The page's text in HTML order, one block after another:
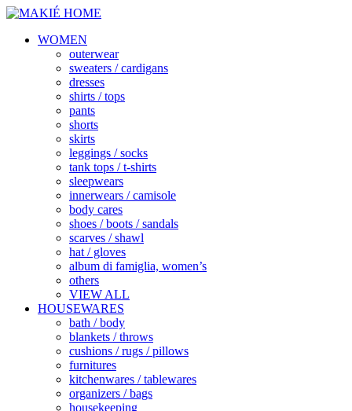
WOMEN
outerwear
sweaters / cardigans
dresses
shirts / tops
pants
shorts
skirts
leggings / socks
tank tops / t-shirts
sleepwears
innerwears / camisole
body cares
shoes / boots / sandals
scarves / shawl
hat / gloves
album di famiglia, women’s
others
VIEW ALL
HOUSEWARES
bath / body
blankets / throws
cushions / rugs / pillows
furnitures
kitchenwares / tablewares
organizers / bags
housekeeping